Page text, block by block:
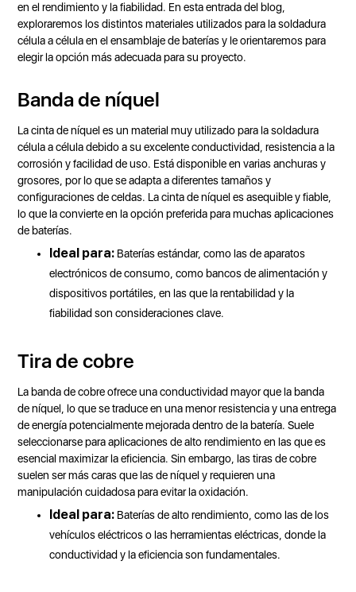
en el rendimiento y la fiabilidad. En esta entrada del blog,
exploraremos los distintos materiales utilizados para la soldadura
célula a célula en el ensamblaje de baterías y le orientaremos para
elegir la opción más adecuada para su proyecto.
Banda de níquel
La cinta de níquel es un material muy utilizado para la soldadura
célula a célula debido a su excelente conductividad, resistencia a la
corrosión y facilidad de uso. Está disponible en varias anchuras y
grosores, por lo que se adapta a diferentes tamaños y
configuraciones de celdas. La cinta de níquel es asequible y fiable,
lo que la convierte en la opción preferida para muchas aplicaciones
de baterías.
Ideal para: Baterías estándar, como las de aparatos
electrónicos de consumo, como bancos de alimentación y
dispositivos portátiles, en las que la rentabilidad y la
fiabilidad son consideraciones clave.
Tira de cobre
La banda de cobre ofrece una conductividad mayor que la banda
de níquel, lo que se traduce en una menor resistencia y una entrega
de energía potencialmente mejorada dentro de la batería. Suele
seleccionarse para aplicaciones de alto rendimiento en las que es
esencial maximizar la eficiencia. Sin embargo, las tiras de cobre
suelen ser más caras que las de níquel y requieren una
manipulación cuidadosa para evitar la oxidación.
Ideal para: Baterías de alto rendimiento, como las de los
vehículos eléctricos o las herramientas eléctricas, donde la
conductividad y la eficiencia son fundamentales.